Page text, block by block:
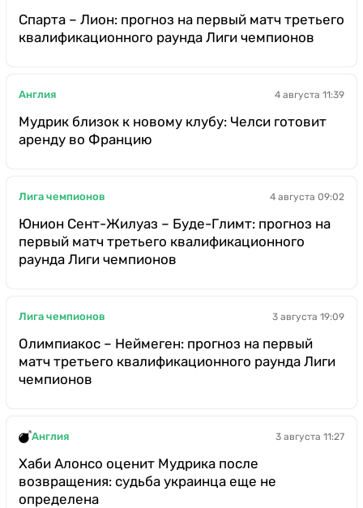
Спарта – Лион: прогноз на первый матч третьего
квалификационного раунда Лиги чемпионов
Англия 4 августа 11:39
Мудрик близок к новому клубу: Челси готовит
аренду во Францию
Лига чемпионов 4 августа 09:02
Юнион Сент-Жилуаз – Буде-Глимт: прогноз на
первый матч третьего квалификационного
раунда Лиги чемпионов
Лига чемпионов 3 августа 19:09
Олимпиакос – Неймеген: прогноз на первый
матч третьего квалификационного раунда Лиги
чемпионов
Англия 3 августа 11:27
Хаби Алонсо оценит Мудрика после
возвращения: судьба украинца еще не
определена